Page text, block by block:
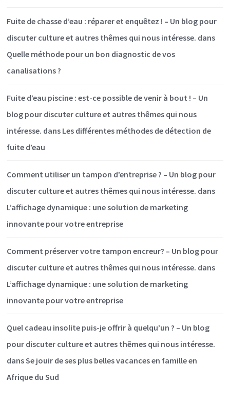
Fuite de chasse d’eau : réparer et enquêtez ! – Un blog pour
discuter culture et autres thêmes qui nous intéresse. dans
Quelle méthode pour un bon diagnostic de vos
canalisations ?
Fuite d’eau piscine : est-ce possible de venir à bout ! – Un
blog pour discuter culture et autres thêmes qui nous
intéresse. dans Les différentes méthodes de détection de
fuite d’eau
Comment utiliser un tampon d’entreprise ? – Un blog pour
discuter culture et autres thêmes qui nous intéresse. dans
L’affichage dynamique : une solution de marketing
innovante pour votre entreprise
Comment préserver votre tampon encreur? – Un blog pour
discuter culture et autres thêmes qui nous intéresse. dans
L’affichage dynamique : une solution de marketing
innovante pour votre entreprise
Quel cadeau insolite puis-je offrir à quelqu’un ? – Un blog
pour discuter culture et autres thêmes qui nous intéresse.
dansSe jouir de ses plus belles vacances en famille en
Afrique du Sud